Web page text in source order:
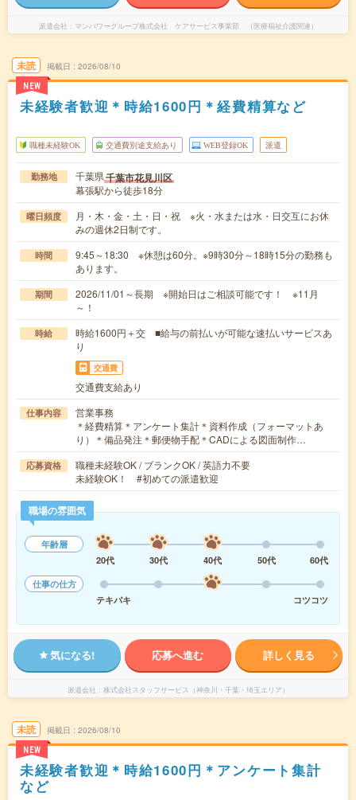
派遣会社 マンパワーグループ株式会社 ケアサービス事業部 （医療福祉介護関連）
未読
NEW
掲載日 2026/08/10
未経験者歓迎＊時給1600円＊経費精算など
職種未経験OK 交通費別途支給あり WEB登録OK 派遣
勤務地 千葉県千葉市花見川区
幕張駅から徒歩18分
曜日頻度
月・木・金・土・日・祝 ※火・水または水・日交互にお休
みの週休2日制です。
時間
9:45～18:30 ※休憩は60分。※9時30分～18時15分の勤務も
あります。
期間
2026/11/01～長期 ※開始日はご相談可能です！ ※11月
～！
時給
時給1600円＋交 ■給与の前払いが可能な速払いサービスあ
り
交通費
交通費支給あり
仕事内容
営業事務
＊経費精算＊アンケート集計＊資料作成（フォーマットあ
り）＊備品発注＊郵便物手配＊CADによる図面制作…
応募資格
職種未経験OK / ブランクOK / 英語力不要
未経験OK！ #初めての派遣歓迎
職場の雰囲気
年齢層
20代
30代 40代 50代
60代
仕事の仕方
テキパキ
コツコツ
気になる! 応募へ進む 詳しく見る
派遣会社 株式会社スタッフサービス（神奈川・千葉・埼玉エリア）
未読
NEW
掲載日 2026/08/10
未経験者歓迎＊時給1600円＊アンケート集計
など